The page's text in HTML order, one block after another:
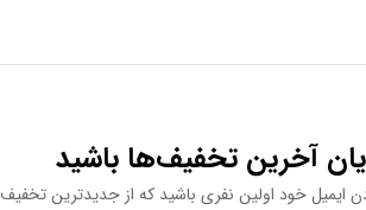
آخرین تخفیف‌ها باشید
ایمیل خود اولین نفری باشید که از جدیدترین